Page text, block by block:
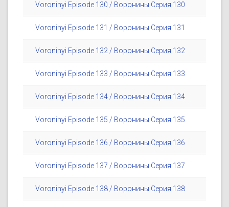
Voroninyi Episode 130 / Воронины Серия 130
Voroninyi Episode 131 / Воронины Серия 131
Voroninyi Episode 132 / Воронины Серия 132
Voroninyi Episode 133 / Воронины Серия 133
Voroninyi Episode 134 / Воронины Серия 134
Voroninyi Episode 135 / Воронины Серия 135
Voroninyi Episode 136 / Воронины Серия 136
Voroninyi Episode 137 / Воронины Серия 137
Voroninyi Episode 138 / Воронины Серия 138